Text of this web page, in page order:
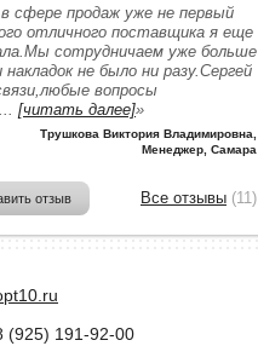
сфере продаж уже не первый
отличного поставщика я еще
сотрудничаем уже больше
накладок не было ни разу.Сергей
вопросы
... [читать далее]»
Трушкова Виктория Владимировна
Менеджер, Самара
отзыв Все отзывы (11)
(925) 191-92-00